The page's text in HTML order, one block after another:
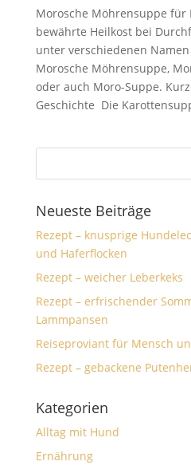
Morosche Möhrensuppe für
bewährte Heilkost bei
unter verschiedenen
Morosche Möhrensuppe,
oder auch Moro-Suppe.
Geschichte Die
Neueste Beiträge
Rezept – knusprige
und Haferflocken
Rezept – weicher Leberkeks
Rezept – erfrischender
Lammpansen
Reiseproviant für Mensch
Rezept – gebackene
Kategorien
Alltag mit Hund
Ernährung